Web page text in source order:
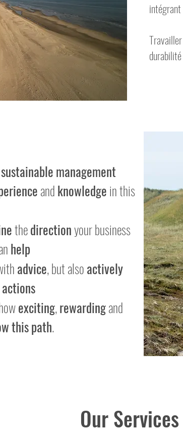
intégrant
sustainablemanagement
andknowledgein this
thedirectionyour business
help
advice, but alsoactively
actions
exciting,rewardingand
thispath.
Our Services